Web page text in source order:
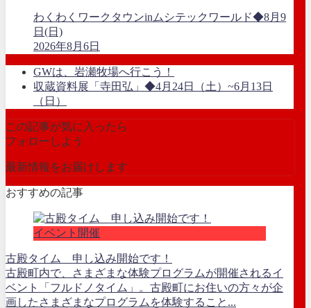
わくわくワークタウンinムシテックワールド◆8月9
日(日)
2026年8月6日
GWは、岩瀬牧場へ行こう！
収蔵資料展「寺田弘」◆4月24日（土）~6月13日
（日）
この記事が気に入ったら
フォローしよう
最新情報をお届けします
おすすめの記事
イベント開催
古殿タイム 申し込み開始です！
古殿町内で、さまざまな体験プログラムが開催されるイ
ベント「フルドノタイム」。古殿町にお住いの方々が企
画したさまざまなプログラムを体験すること...